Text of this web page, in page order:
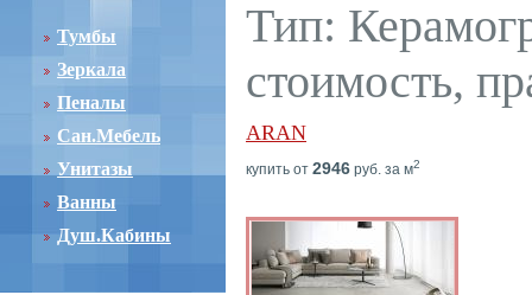
Тумбы
Зеркала
Пеналы
Сан.Мебель
Унитазы
Ванны
Душ.Кабины
Тип:
стоимость,
ARAN
купить от 2946 руб. за м2